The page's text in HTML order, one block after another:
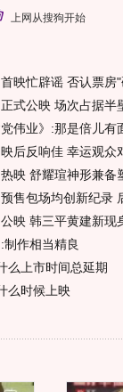
上网从搜狗开始
首映忙辟谣 否认票房
正式公映 场次占据半
伟业》:那是倍儿有
映后反响佳 幸运观众
热映 舒耀瑄神形兼备
预售包场均创新纪录
公映 韩三平黄建新现
制作相当精良
么上市时间总延期
么时候上映